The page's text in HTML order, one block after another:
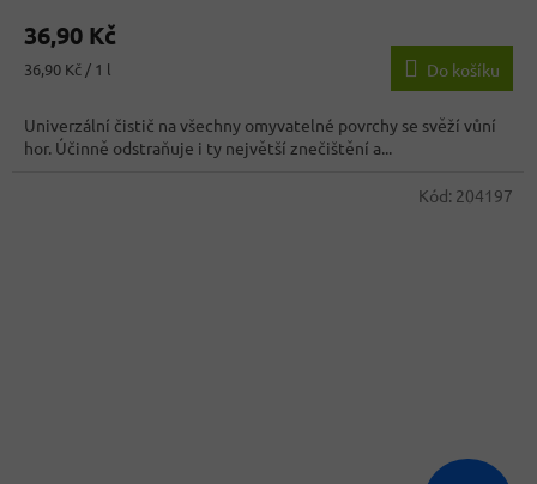
produktu
3,5
5
hvězdiček.
36,90 Kč
Měrná
36,90 Kč / 1 l Do košíku
Univerzální čistič na všechny omyvatelné povrchy se svěží vůní
hor. Účinně odstraňuje i ty největší znečištění a...
Kód: 204197